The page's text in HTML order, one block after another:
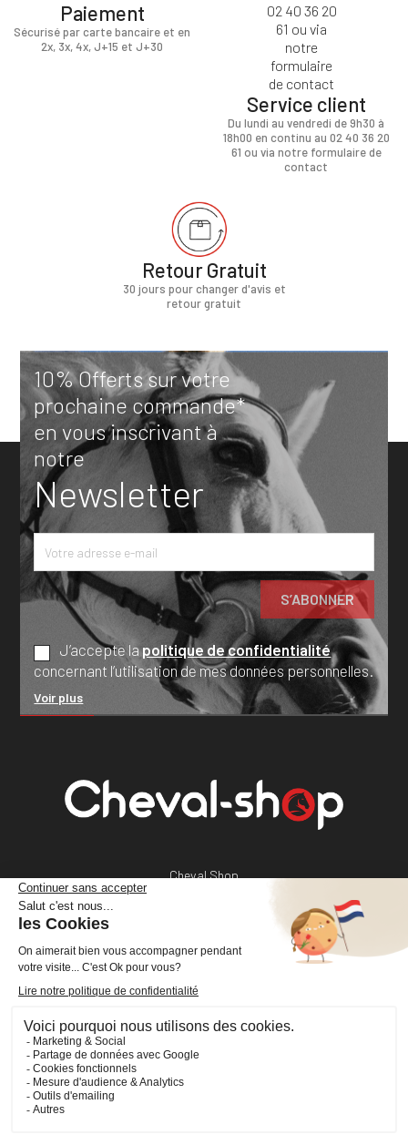
Paiement
Sécurisé par carte bancaire et en
2x, 3x, 4x, J+15 et J+30
Service client
Du lundi au vendredi de 9h30 à
18h00 en continu au 02 40 36 20
61 ou via notre formulaire de
contact
Retour Gratuit
30 jours pour changer d'avis et
retour gratuit
10% Offerts sur votre
prochaine commande*
en vous inscrivant à
notre
Newsletter
J’accepte lapolitique de confidentialité
concernant l’utilisation de mes données personnelles.
Voir plus
Cheval Shop
+33 (0)2 40 36 20 61
boutique@cheval-shop.com
FacebookYouTube Instagram
VOTRE COMPTE